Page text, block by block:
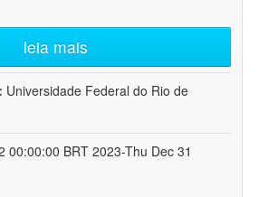
leia mais
Universidade Federal do Rio de
00:00:00 BRT 2023-Thu Dec 31